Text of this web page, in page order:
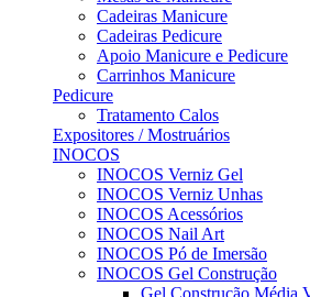
Cadeiras Manicure
Cadeiras Pedicure
Apoio Manicure e Pedicure
Carrinhos Manicure
Pedicure
Tratamento Calos
Expositores / Mostruários
INOCOS
INOCOS Verniz Gel
INOCOS Verniz Unhas
INOCOS Acessórios
INOCOS Nail Art
INOCOS Pó de Imersão
INOCOS Gel Construção
Gel Construção Média